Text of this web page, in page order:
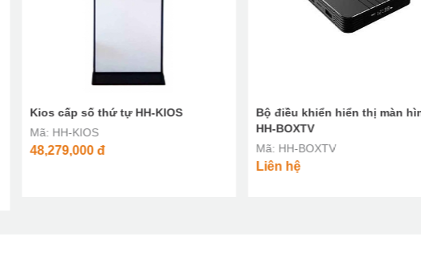
Kios cấp số thứ tự HH-KIOS
Mã: HH-KIOS
48,279,000đ
Bộ điều khiển hiển thị màn
HH-BOXTV
Mã: HH-BOXTV
Liên hệ